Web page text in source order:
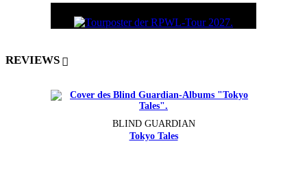
REVIEWS
BLIND GUARDIAN
Tokyo Tales